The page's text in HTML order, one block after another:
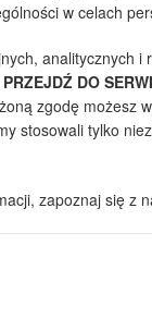
projekty domów -
z normą
za pomocą
plików cookies.
w celach
analitycznych
DO
zgodę
stosowali tylko
zapoznaj się z